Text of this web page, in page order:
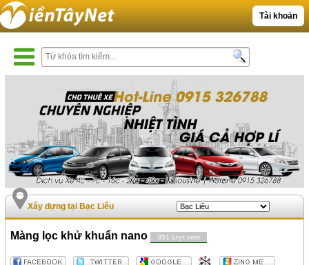
Tài khoản
Xây dựng tại Bạc Liêu
Màng lọc khử khuẩn nano 351 lượt xem